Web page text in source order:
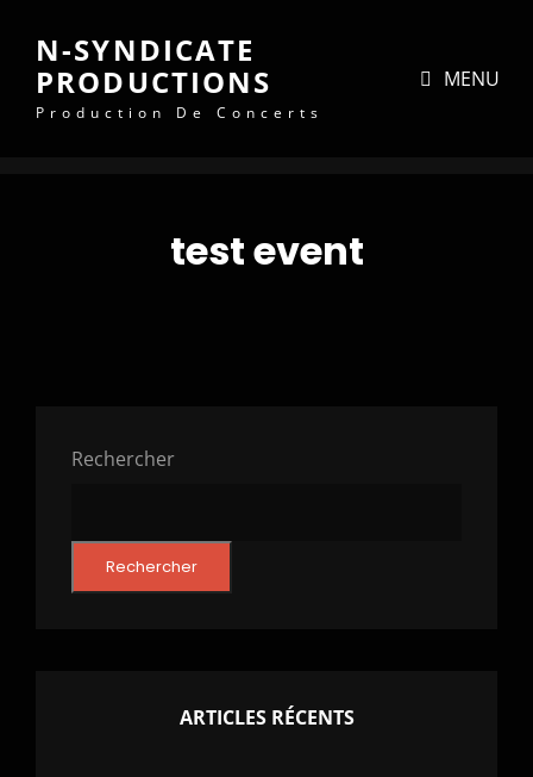
N-SYNDICATE
PRODUCTIONS
Production De Concerts
MENU
test event
Rechercher
Rechercher
ARTICLES RÉCENTS